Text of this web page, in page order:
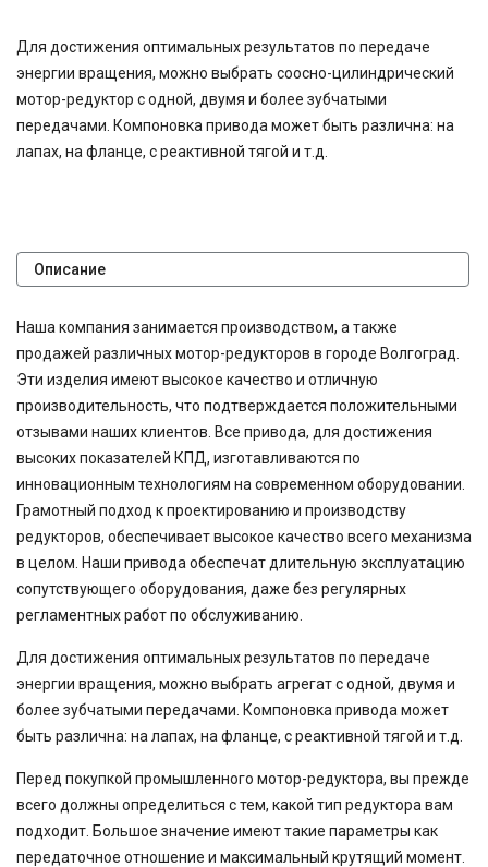
Для достижения оптимальных результатов по передаче
энергии вращения, можно выбрать соосно-цилиндрический
мотор-редуктор с одной, двумя и более зубчатыми
передачами. Компоновка привода может быть различна: на
лапах, на фланце, с реактивной тягой и т.д.
Описание
Наша компания занимается производством, а также
продажей различных мотор-редукторов в городе Волгоград.
Эти изделия имеют высокое качество и отличную
производительность, что подтверждается положительными
отзывами наших клиентов. Все привода, для достижения
высоких показателей КПД, изготавливаются по
инновационным технологиям на современном оборудовании.
Грамотный подход к проектированию и производству
редукторов, обеспечивает высокое качество всего механизма
в целом. Наши привода обеспечат длительную эксплуатацию
сопутствующего оборудования, даже без регулярных
регламентных работ по обслуживанию.
Для достижения оптимальных результатов по передаче
энергии вращения, можно выбрать агрегат с одной, двумя и
более зубчатыми передачами. Компоновка привода может
быть различна: на лапах, на фланце, с реактивной тягой и т.д.
Перед покупкой промышленного мотор-редуктора, вы прежде
всего должны определиться с тем, какой тип редуктора вам
подходит. Большое значение имеют такие параметры как
передаточное отношение и максимальный крутящий момент.